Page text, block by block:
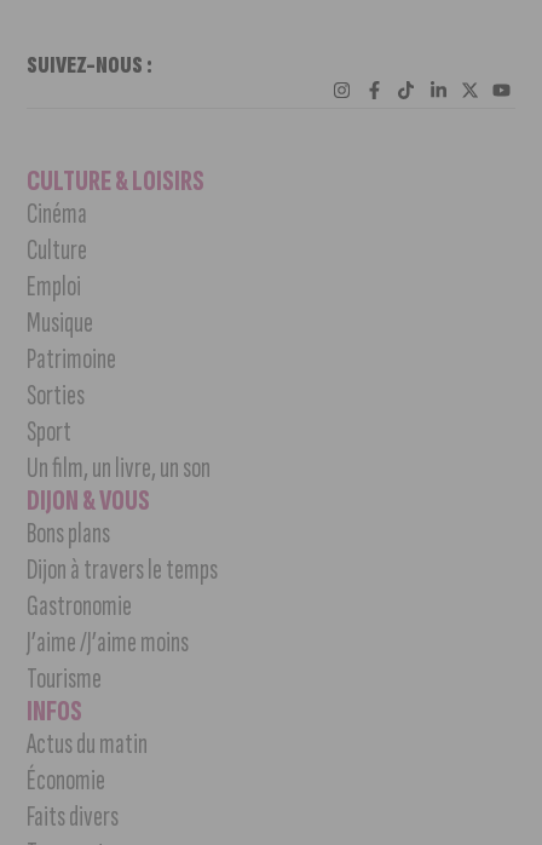
SUIVEZ-NOUS :
CULTURE & LOISIRS
Cinéma
Culture
Emploi
Musique
Patrimoine
Sorties
Sport
Un film, un livre, un son
DIJON & VOUS
Bons plans
Dijon à travers le temps
Gastronomie
J’aime /J’aime moins
Tourisme
INFOS
Actus du matin
Économie
Faits divers